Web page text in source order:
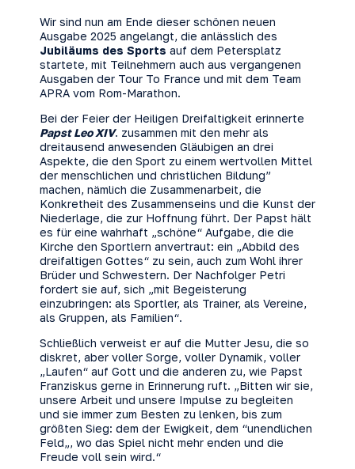
Wir sind nun am Ende dieser schönen neuen
Ausgabe 2025 angelangt, die anlässlich des
Jubiläums des Sports auf dem Petersplatz
startete, mit Teilnehmern auch aus vergangenen
Ausgaben der Tour To France und mit dem Team
APRA vom Rom-Marathon.
Bei der Feier der Heiligen Dreifaltigkeit erinnerte
Papst Leo XIV. zusammen mit den mehr als
dreitausend anwesenden Gläubigen an drei
Aspekte, die den Sport zu einem wertvollen Mittel
der menschlichen und christlichen Bildung”
machen, nämlich die Zusammenarbeit, die
Konkretheit des Zusammenseins und die Kunst der
Niederlage, die zur Hoffnung führt. Der Papst hält
es für eine wahrhaft „schöne“ Aufgabe, die die
Kirche den Sportlern anvertraut: ein „Abbild des
dreifaltigen Gottes“ zu sein, auch zum Wohl ihrer
Brüder und Schwestern. Der Nachfolger Petri
fordert sie auf, sich „mit Begeisterung
einzubringen: als Sportler, als Trainer, als Vereine,
als Gruppen, als Familien“.
Schließlich verweist er auf die Mutter Jesu, die so
diskret, aber voller Sorge, voller Dynamik, voller
„Laufen“ auf Gott und die anderen zu, wie Papst
Franziskus gerne in Erinnerung ruft. „Bitten wir sie,
unsere Arbeit und unsere Impulse zu begleiten
und sie immer zum Besten zu lenken, bis zum
größten Sieg: dem der Ewigkeit, dem “unendlichen
Feld„, wo das Spiel nicht mehr enden und die
Freude voll sein wird.“